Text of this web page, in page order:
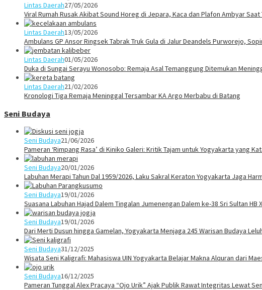
Lintas Daerah27/05/2026
Viral Rumah Rusak Akibat Sound Horeg di Jepara, Kaca dan Plafon Ambyar
Lintas Daerah13/05/2026
Ambulans GP Ansor Ringsek Tabrak Truk Gula di Jalur Deandels Purworejo,
Lintas Daerah01/05/2026
Duka di Sungai Serayu Wonosobo: Remaja Asal Temanggung Ditemukan
Lintas Daerah21/02/2026
Kronologi Tiga Remaja Meninggal Tersambar KA Argo Merbabu di Batang
Seni Budaya
Seni Budaya21/06/2026
Pameran ‘Rimpang Rasa’ di Kiniko Galeri: Kritik Tajam untuk Yogyakarta yang
Seni Budaya20/01/2026
Labuhan Merapi Tahun Dal 1959/2026, Laku Sakral Keraton Yogyakarta Jaga
Seni Budaya19/01/2026
Suasana Labuhan Hajad Dalem Tingalan Jumenengan Dalem ke-38 Sri Sultan
Seni Budaya19/01/2026
Dari Merti Dusun hingga Gamelan, Yogyakarta Menjaga 245 Warisan Budaya
Seni Budaya31/12/2025
Wisata Seni Kaligrafi: Mahasiswa UIN Yogyakarta Belajar Makna Alquran dari
Seni Budaya16/12/2025
Pameran Tunggal Alex Pracaya “Ojo Urik” Ajak Publik Rawat Integritas Lewat